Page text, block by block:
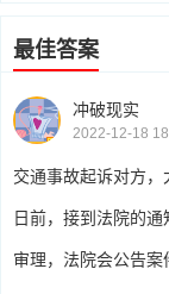
最佳答案
冲破现实
2022-12-18
交通事故起诉对方
日前，接到法院的
审理，法院会公告案